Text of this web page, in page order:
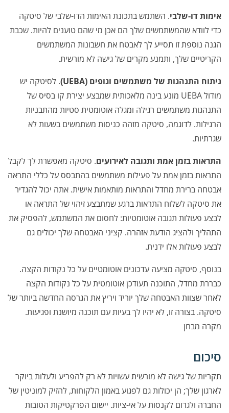
אימות דו-שלבי. השתמש בתכונת האימות הדו-שלבי של סיטקה
כדי לוודא שהמשתמשים שלך הם אכן מי שהם טוענים להיות. שכבת
הגנה נוספת זו תסייע לך לאבטח את חשבונות המשתמשים
הקריטיים שלך, ותמנע מקרים של גישה לא מורשית.
ניתוח התנהגות של משתמשים וגופים (UEBA)
. לסיטקה יש
מודול UEBA מונע בינה מלאכותית שמבצע יצירת קו בסיס של
התנהגות משתמשים רגילה ומגלה אוטומטית סטיות מהתבניות
הרגילות. לדוגמה, סיטקה מזהה כניסות משתמשים בשעות לא
שגרתיות.
התראות בזמן אמת ותגובה לאירועים. סיטקה מאפשרת לך לקבל
התראות בזמן אמת על פעילות משתמשים בהתבסס על כללי התראה
אבטחה ברירת מחדל והתראות מותאמות אישית. אתה יכול להגדיר
את סיטקה לשלוח התראות ברגע שמתבצע זיהוי של התראה או
לבצע פעולות תגובה אוטומטיות: לחסום את המשתמש, להפסיק את
התהליך ולהציג הודעת אזהרה. קציני האבטחה שלך יכולים גם
לבצע פעולות אלו ידנית.
בנוסף, סיטקה מציעה עדכונים אוטומטיים על כל נקודות הקצה.
כבררת מחדל, התוכנה תעודכן אוטומטית על כל נקודות הקצה
לאחר שצוות האבטחה שלך יוריד ויריץ את הגרסה החדשה ביותר של
סיטקה. בצורה זו, לא יהיו לך בעיות עם תוכנה מיושנת ופגיעות.
מקרה מבחן
סיכום
תקריות של גישה לא מורשית עשויות לא רק להפריע ולעלות ביוקר
לארגון שלך; הן יכולות גם לפגוע באמון הלקוחות, להזיק למוניטין של
החברה ולגרום לקנסות על אי-ציות. יישום הפרקטיקות הטובות